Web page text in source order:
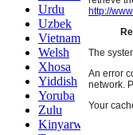
Urdu
Uzbek
Vietnamese
Welsh
Xhosa
Yiddish
Yoruba
Zulu
Kinyarwanda